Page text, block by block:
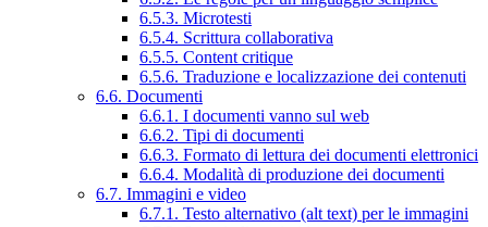
6.5.3. Microtesti
6.5.4. Scrittura collaborativa
6.5.5. Content critique
6.5.6. Traduzione e localizzazione dei contenuti
6.6. Documenti
6.6.1. I documenti vanno sul web
6.6.2. Tipi di documenti
6.6.3. Formato di lettura dei documenti elettronici
6.6.4. Modalità di produzione dei documenti
6.7. Immagini e video
6.7.1. Testo alternativo (alt text) per le immagini